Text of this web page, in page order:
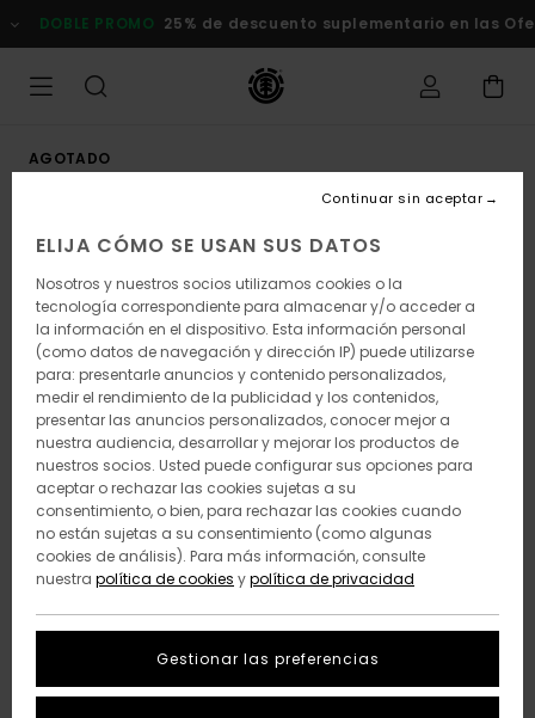
la
DOBLE PROMO 25% de descuento suplementario en las
AGOTADO
ELIJA CÓMO SE USAN SUS DATOS
Nosotros y nuestros socios utilizamos cookies o la
tecnología correspondiente para almacenar y/o acceder a
la información en el dispositivo. Esta información personal
(como datos de navegación y dirección IP) puede utilizarse
para: presentarle anuncios y contenido personalizados,
medir el rendimiento de la publicidad y los contenidos,
presentar las anuncios personalizados, conocer mejor a
nuestra audiencia, desarrollar y mejorar los productos de
nuestros socios. Usted puede configurar sus opciones para
aceptar o rechazar las cookies sujetas a su
consentimiento, o bien, para rechazar las cookies cuando
no están sujetas a su consentimiento (como algunas
cookies de análisis). Para más información, consulte
nuestra política de cookies ypolítica de privacidad
Gestionar las preferencias
Continuar sin aceptar